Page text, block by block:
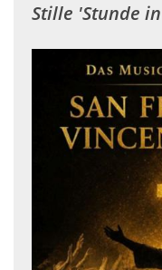
Stille 'Stunde